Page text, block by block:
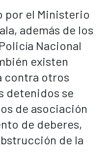
por el Ministerio
además de los
Nacional
existen
contra otros
detenidos se
de asociación
de deberes,
de la